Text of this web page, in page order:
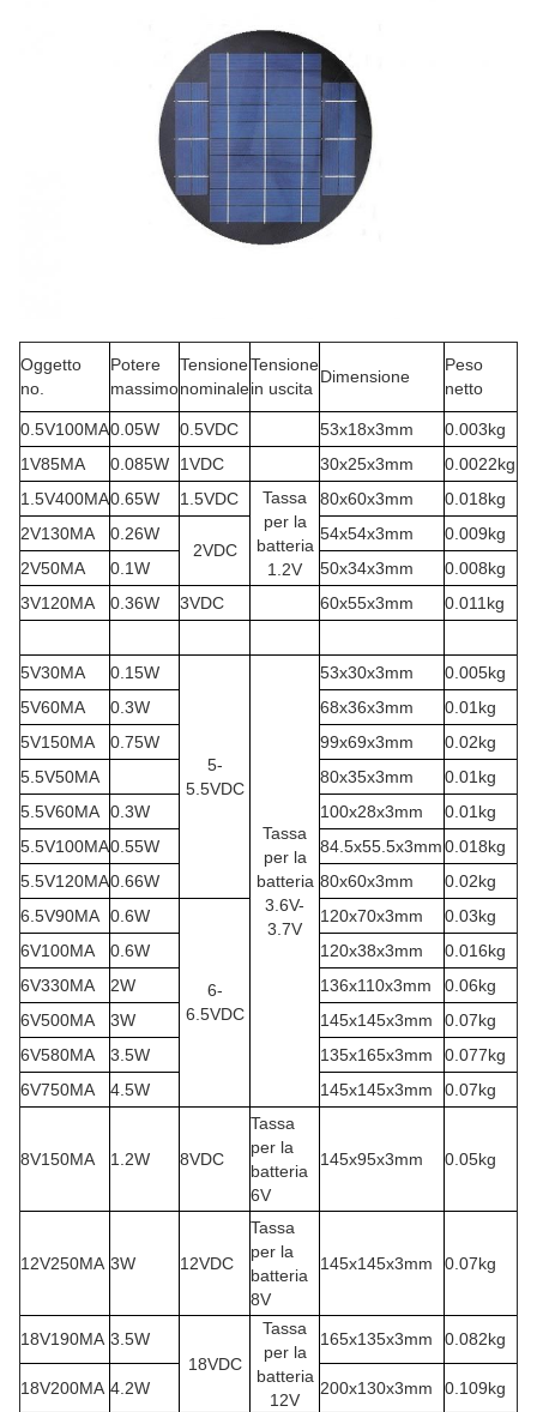
Oggetto
no.
Potere
massimo
Tensione
nominale
Tensione
in uscita
Dimensione
Peso
netto
0.5V100MA0.05W 0.5VDC 53x18x3mm
0.003kg
1V85MA
0.085W 1VDC 30x25x3mm
0.0022kg
1.5V400MA0.65W 1.5VDC
Tassa
per la
batteria
1.2V
80x60x3mm
0.018kg
2V130MA
0.26W
2VDC
54x54x3mm
0.009kg
2V50MA
0.1W 50x34x3mm
0.008kg
3V120MA
0.36W 3VDC 60x55x3mm 0.011kg
5V30MA 0.15W
5-
5.5VDC
Tassa
per la
batteria
3.6V-
3.7V
53x30x3mm
0.005kg
5V60MA
0.3W 68x36x3mm
0.01kg
5V150MA
0.75W 99x69x3mm
0.02kg
5.5V50MA
80x35x3mm
0.01kg
5.5V60MA 0.3W 100x28x3mm
0.01kg
5.5V100MA0.55W 84.5x55.5x3mm0.018kg
5.5V120MA0.66W 80x60x3mm
0.02kg
6.5V90MA 0.6W
6-
6.5VDC
120x70x3mm
0.03kg
6V100MA
0.6W 120x38x3mm
0.016kg
6V330MA
2W 136x110x3mm
0.06kg
6V500MA
3W 145x145x3mm
0.07kg
6V580MA
3.5W 135x165x3mm
0.077kg
6V750MA
4.5W 145x145x3mm 0.07kg
8V150MA 1.2W 8VDC
Tassa
per la
batteria
6V
145x95x3mm 0.05kg
12V250MA 3W 12VDC
Tassa
per la
batteria
8V
145x145x3mm 0.07kg
18V190MA 3.5W
18VDC
Tassa
per la
batteria
12V
165x135x3mm 0.082kg
18V200MA 4.2W 200x130x3mm 0.109kg